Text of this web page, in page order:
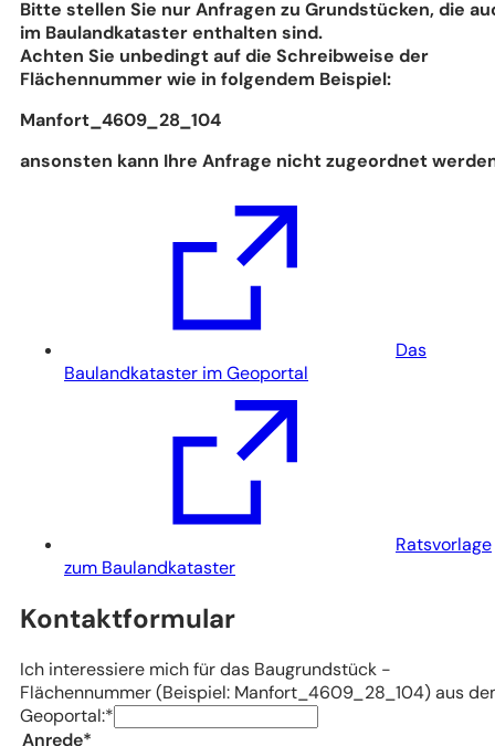
Bitte stellen Sie nur Anfragen zu Grundstücken, die
im Baulandkataster enthalten sind.
Achten Sie unbedingt auf die Schreibweise der
Flächennummer wie in folgendem Beispiel:
Manfort_4609_28_104
ansonsten kann Ihre Anfrage nicht zugeordnet
Das
Baulandkataster im Geoportal
Ratsvorlage
zum Baulandkataster
einem
Tab)
Kontaktformular
Ich
interessiere
mich
für
Ich interessiere mich für das Baugrundstück -
Flächennummer (Beispiel: Manfort_4609_28_104) aus
Geoportal:*
Anrede*